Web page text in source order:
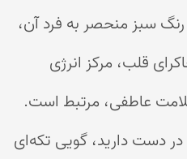
سبز منحصر به فرد آن،
قلب، مرکز انرژی
عاطفی، مرتبط است.
در دست دارید، گویی تکه‌ای